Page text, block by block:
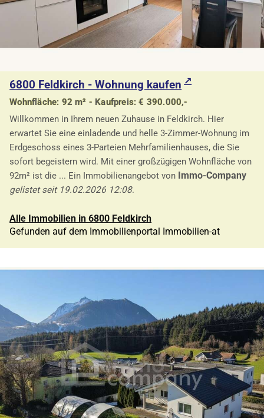
6800 Feldkirch - Wohnung kaufen
Wohnfläche: 92 m² - Kaufpreis: € 390.000,-
Willkommen in Ihrem neuen Zuhause in Feldkirch. Hier
erwartet Sie eine einladende und helle 3-Zimmer-Wohnung im
Erdgeschoss eines 3-Parteien Mehrfamilienhauses, die Sie
sofort begeistern wird. Mit einer großzügigen Wohnfläche von
92m² ist die ... Ein Immobilienangebot von Immo-Company
gelistet seit 19.02.2026 12:08.
Alle Immobilien in 6800 Feldkirch
Gefunden auf dem Immobilienportal Immobilien-at